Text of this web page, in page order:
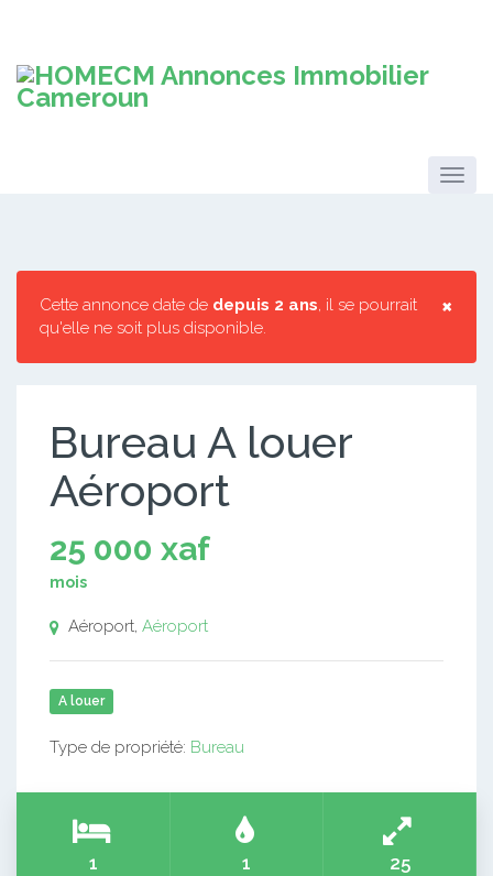
×
Cette annonce date de depuis 2 ans, il se pourrait
qu'elle ne soit plus disponible.
Bureau A louer
Aéroport
25 000 xaf
mois
Aéroport, Aéroport
A louer
Type de propriété: Bureau
1 1 25